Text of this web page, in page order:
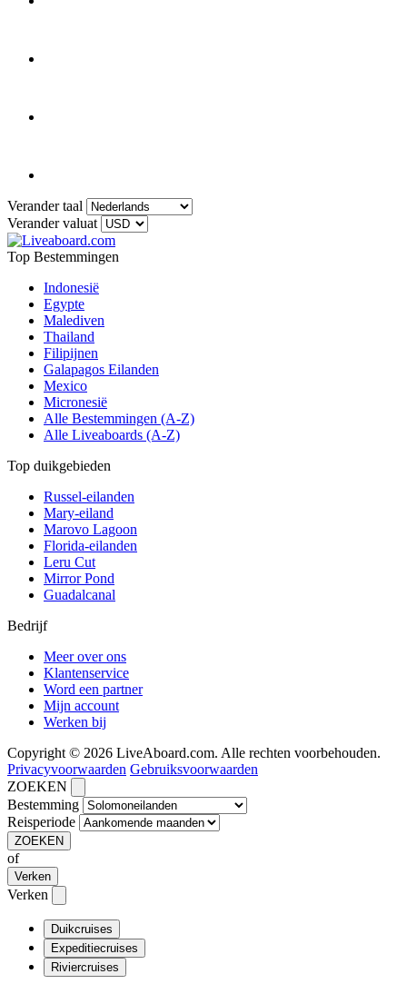
Verander taal
Verander valuat
Top Bestemmingen
Indonesië
Egypte
Malediven
Thailand
Filipijnen
Galapagos Eilanden
Mexico
Micronesië
Alle Bestemmingen (A-Z)
Alle Liveaboards (A-Z)
Top duikgebieden
Russel-eilanden
Mary-eiland
Marovo Lagoon
Florida-eilanden
Leru Cut
Mirror Pond
Guadalcanal
Bedrijf
Meer over ons
Klantenservice
Word een partner
Mijn account
Werken bij
Copyright © 2026 LiveAboard.com. Alle rechten voorbehouden.
Privacyvoorwaarden Gebruiksvoorwaarden
ZOEKEN
Bestemming
Reisperiode
ZOEKEN
of
Verken
Verken
Duikcruises
Expeditiecruises
Riviercruises